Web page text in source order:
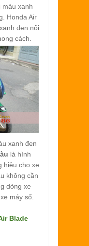
11, 2022
XE NOUVO LX PHỐI MÀU
31,
ĐỔI MÀU GÓC NHÌN HONDA PS
31, 2022
PHỐI MÀU XE ATTILA
17, 2022
màu xanh
Honda Air
đen nổi
cách.
xanh đen
là hình
hiệu cho xe
không cần
dòng xe
máy số.
Blade